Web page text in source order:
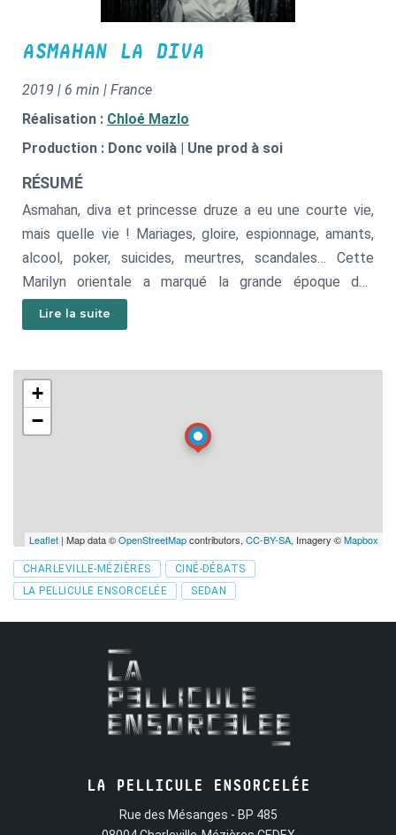
ASMAHAN LA DIVA
2019 | 6 min | France
Réalisation : Chloé Mazlo
Production : Donc voilà | Une prod à soi
RÉSUMÉ
Asmahan, diva et princesse druze a eu une courte vie,
mais quelle vie ! Mariages, gloire, espionnage, amants,
alcool, poker, suicides, meurtres, scandales… Cette
Marilyn orientale a marqué la grande époque des
comédies musicales égyptiennes. Aujourd’hui encore, sa
voix résonne dans tout le Proche-Orient et sa
d’alimenter les plus folles rumeurs...
Lire la suite
+
−
Leaflet | Map data ©OpenStreetMapcontributors, CC-BY-SA, Imagery ©Mapbox
Tags
CHARLEVILLE-MÉZIÈRES
CINÉ-DÉBATS
LA PELLICULE ENSORCELÉE
SEDAN
LA PELLICULE ENSORCELÉE
Rue des Mésanges - BP 485